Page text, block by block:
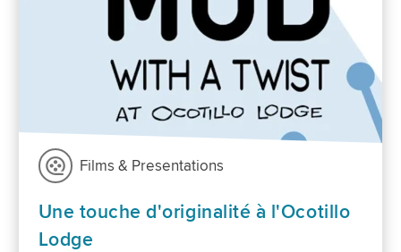
Films & Presentations
Une touche d'originalité à l'Ocotillo
Lodge